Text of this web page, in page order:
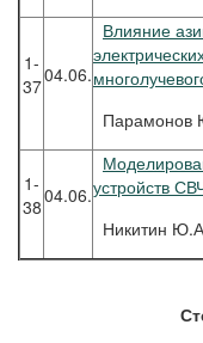
1-
3704.06.
Влияние
Парамонов
1-
3804.06.устройств
Никитин